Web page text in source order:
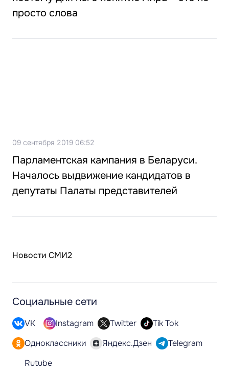
просто слова
09 сентября 2019 06:52
Парламентская кампания в Беларуси.
Началось выдвижение кандидатов в
депутаты Палаты представителей
Новости СМИ2
Социальные сети
VK Instagram Twitter
Tik Tok
Одноклассники
Яндекс.Дзен
Telegram
Rutube